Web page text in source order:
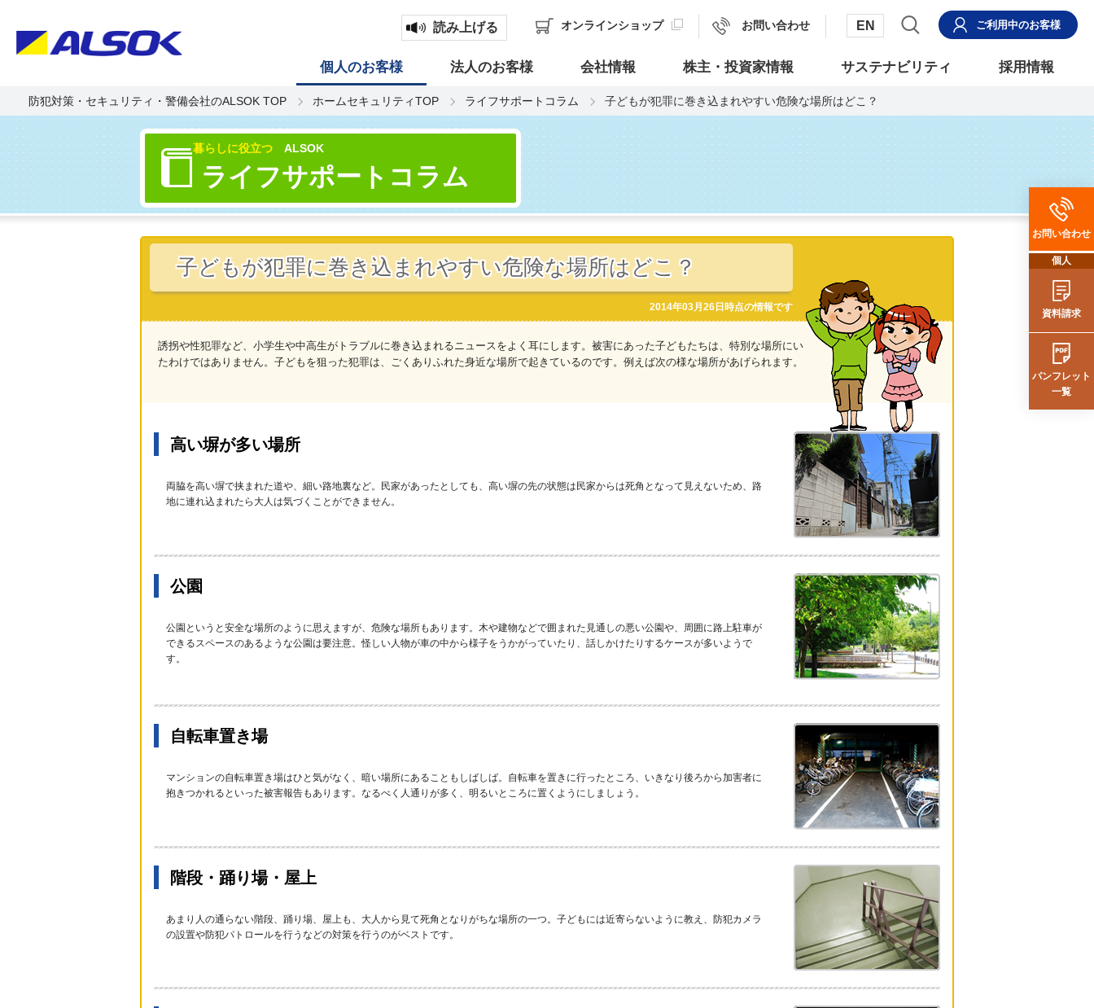
読み上げる オンラインショップ お問い合わせ EN ご利用中のお客様
個人のお客様 法人のお客様 会社情報 株主・投資家情報 サステナビリティ 採用情報
防犯対策・セキュリティ・警備会社のALSOK TOP ホームセキュリティTOP ライフサポートコラム 子どもが犯罪に巻き込まれやすい危険な場所はどこ？
暮らしに役立つ ALSOK
ライフサポートコラム
子どもが犯罪に巻き込まれやすい危険な場所はどこ？
2014年03月26日時点の情報です
誘拐や性犯罪など、小学生や中高生がトラブルに巻き込まれるニュースをよく耳にします。被害にあった子どもたちは、特別な場所にい
たわけではありません。子どもを狙った犯罪は、ごくありふれた身近な場所で起きているのです。例えば次の様な場所があげられます。
高い塀が多い場所
両脇を高い塀で挟まれた道や、細い路地裏など。民家があったとしても、高い塀の先の状態は民家からは死角となって見えないため、路
地に連れ込まれたら大人は気づくことができません。
公園
公園というと安全な場所のように思えますが、危険な場所もあります。木や建物などで囲まれた見通しの悪い公園や、周囲に路上駐車が
できるスペースのあるような公園は要注意。怪しい人物が車の中から様子をうかがっていたり、話しかけたりするケースが多いようで
す。
自転車置き場
マンションの自転車置き場はひと気がなく、暗い場所にあることもしばしば。自転車を置きに行ったところ、いきなり後ろから加害者に
抱きつかれるといった被害報告もあります。なるべく人通りが多く、明るいところに置くようにしましょう。
階段・踊り場・屋上
あまり人の通らない階段、踊り場、屋上も、大人から見て死角となりがちな場所の一つ。子どもには近寄らないように教え、防犯カメラ
の設置や防犯パトロールを行うなどの対策を行うのがベストです。
お問い合わせ
個人
資料請求
パンフレット
一覧